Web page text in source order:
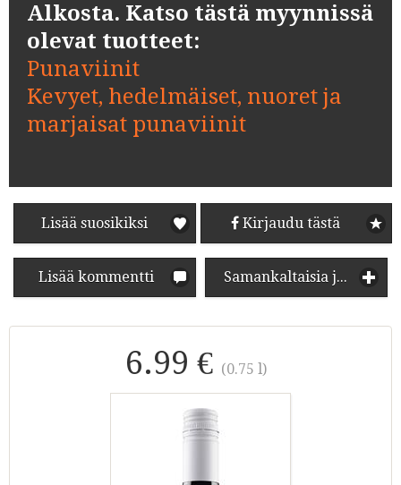
Alkosta. Katso tästä myynnissä
olevat tuotteet:
Punaviinit
Kevyet, hedelmäiset, nuoret ja
marjaisat punaviinit
Lisää suosikiksi Kirjaudu tästä
Lisää kommentti Samankaltaisia juomia
6.99 € (0.75 l)